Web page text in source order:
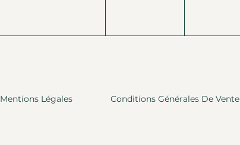
Mentions Légales Conditions Générales De Vente